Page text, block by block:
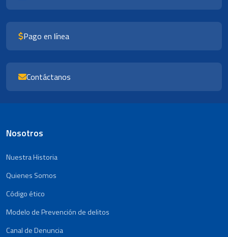
Pago en línea
Contáctanos
Nosotros
Nuestra Historia
Quienes Somos
Código ético
Modelo de Prevención de delitos
Canal de Denuncia